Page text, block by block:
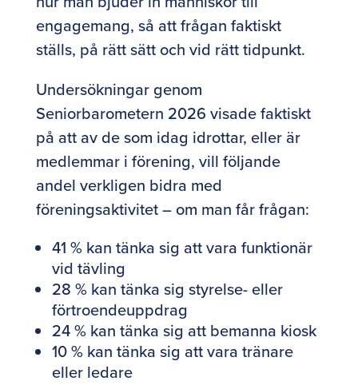
engagemang, så att frågan faktiskt
ställs, på rätt sätt och vid rätt tidpunkt.
Undersökningar genom
Seniorbarometern 2026 visade faktiskt
på att av de som idag idrottar, eller är
medlemmar i förening, vill följande
andel verkligen bidra med
föreningsaktivitet – om man får frågan:
41 % kan tänka sig att vara funktionär
vid tävling
28 % kan tänka sig styrelse- eller
förtroendeuppdrag
24 % kan tänka sig att bemanna kiosk
10 % kan tänka sig att vara tränare
eller ledare